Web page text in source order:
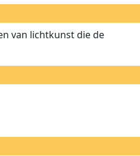
van lichtkunst die de